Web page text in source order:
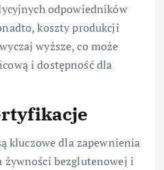
odpowiedników
koszty produkcji
wyższe, co może
i dostępność dla
kluczowe dla zapewnienia
żywności bezglutenowej i